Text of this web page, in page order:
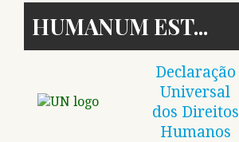
HUMANUM EST
Declaração
Universal
dos Direitos
Humanos